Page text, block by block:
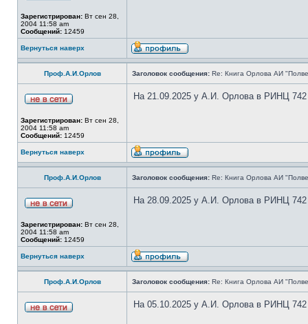
Зарегистрирован: Вт сен 28,
2004 11:58 am
Сообщений: 12459
Вернуться наверх
Проф.А.И.Орлов Заголовок сообщения: Re: Книга Орлова АИ
Зарегистрирован: Вт сен 28,
2004 11:58 am
Сообщений: 12459
На 21.09.2025 у А.И. Орлова в РИНЦ 742
Вернуться наверх
Проф.А.И.Орлов Заголовок сообщения: Re: Книга Орлова АИ
Зарегистрирован: Вт сен 28,
2004 11:58 am
Сообщений: 12459
На 28.09.2025 у А.И. Орлова в РИНЦ 742
Вернуться наверх
Проф.А.И.Орлов Заголовок сообщения: Re: Книга Орлова АИ
На 05.10.2025 у А.И. Орлова в РИНЦ 742